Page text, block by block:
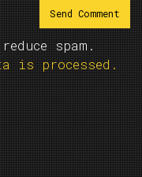
spam.
is processed.